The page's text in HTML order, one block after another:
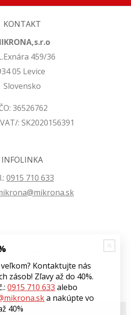
KONTAKT
459/36
05 Levice
Slovensko
36526762
: SK2020156391
INFOLINKA
0915 710 633
O NÁKUPE
podmienky
osobných údajov
Kontaktujte nás
zásob! Zľavy až do 40%.
0915 710 633 alebo
a nakúpte vo
40%